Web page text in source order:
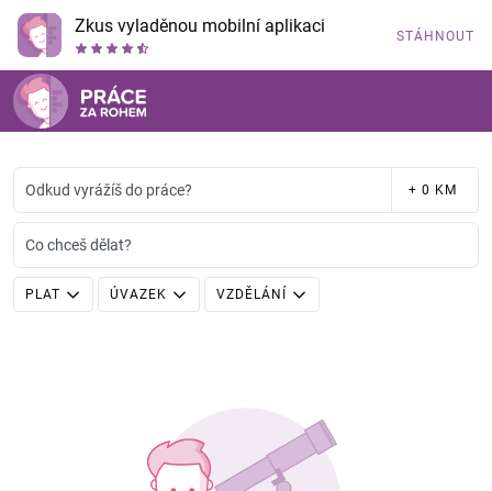
Zkus vyladěnou mobilní aplikaci STÁHNOUT
Odkud vyrážíš do práce? + 0 KM
Co chceš dělat?
PLAT ÚVAZEK VZDĚLÁNÍ